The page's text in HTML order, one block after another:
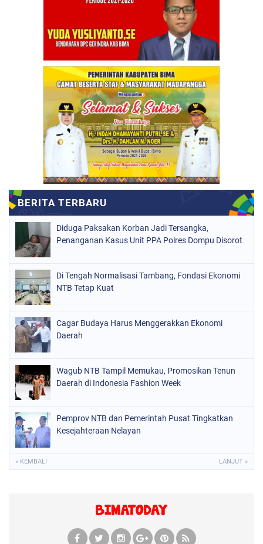
Diduga Paksakan Korban Jadi Tersangka,
Penanganan Kasus Unit PPA Polres Dompu Disorot
Di Tengah Normalisasi Tambang, Fondasi Ekonomi
NTB Tetap Kuat
Cagar Budaya Harus Menggerakkan Ekonomi
Daerah
Wagub NTB Tampil Memukau, Promosikan Tenun
Daerah di Indonesia Fashion Week
Pemprov NTB dan Pemerintah Pusat Tingkatkan
Kesejahteraan Nelayan
« KEMBALI LANJUT »